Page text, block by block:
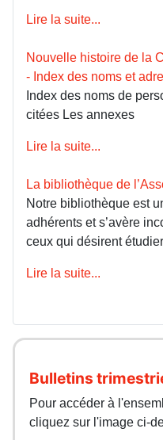
Lire la suite...
Nouvelle histoire de la
- Index des noms et
Index des noms de
citées Les annexes
Lire la suite...
La bibliothèque de
Notre bibliothèque est
adhérents et s’avère
ceux qui désirent
Lire la suite...
Bulletins
Pour accéder à
cliquez sur l'image ci-